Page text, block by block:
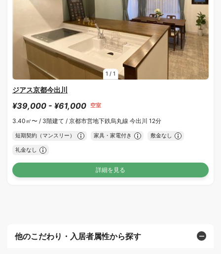
1 / 1
ジアス京都今出川
¥39,000 - ¥61,000 空室
3.40㎡〜 / 3階建て / 京都市営地下鉄烏丸線 今出川 12分
短期契約（マンスリー） 家具・家電付き 敷金なし
礼金なし
詳細を見る
他のこだわり・入居者属性から探す